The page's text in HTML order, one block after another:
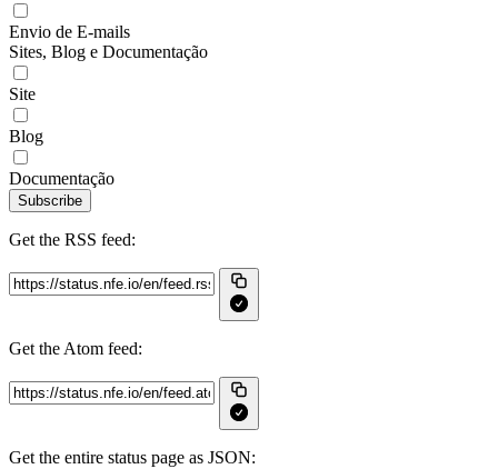
Envio de E-mails
Sites, Blog e Documentação
Site
Blog
Documentação
Subscribe
Get the RSS feed:
Get the Atom feed:
Get the entire status page as JSON: